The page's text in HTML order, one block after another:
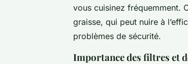
vous cuisinez fréquemment.
graisse, qui peut nuire à
problèmes de sécurité.
Importance des filtres et